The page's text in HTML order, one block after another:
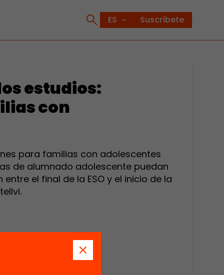
Suscríbete
estudios:
con
para familias con adolescentes
de alumnado adolescente puedan
el final de la ESO y el inicio de la